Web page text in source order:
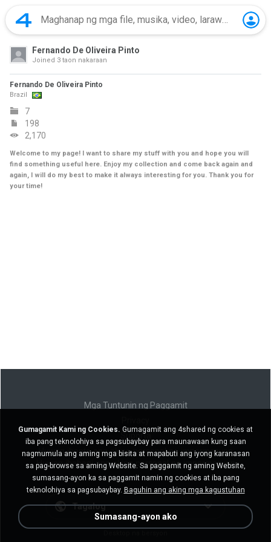
Fernando De Oliveira Pinto
Joined 3 taon nakaraan
Fernando De Oliveira Pinto
Brazil
7
198
2,170
Welcome to my page! I want to share my stuff with you and hope you will
find something useful here. Enjoy my collection and come back again and
again, I will do my best to make it always interesting for you. Thank you for
your time!
Mga Tuntunin ng Paggamit
Suporta
Huwag ibenta ang aking personal na impormasyon
Huwag ibahagi ang aking personal na impormasyon
Tagalog
Gumagamit Kami ng Cookies. Gumagamit ang 4shared ng cookies at
iba pang teknolohiya sa pagsubaybay para maunawaan kung saan
nagmumula ang aming mga bisita at mapabuti ang iyong karanasan
sa pag-browse sa aming Website. Sa paggamit ng aming Website,
sumasang-ayon ka sa paggamit namin ng cookies at iba pang
teknolohiya sa pagsubaybay. Baguhin ang aking mga kagustuhan
Sumasang-ayon ako